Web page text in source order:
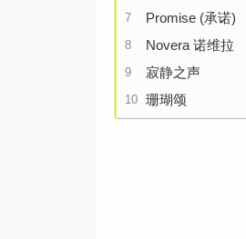
7 Promise (承诺)
8 Novera 诺维拉
9 寂静之声
10 珊瑚颂